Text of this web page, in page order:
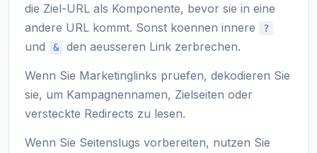
die Ziel-URL als Komponente, bevor sie in eine
andere URL kommt. Sonst koennen innere
?
und & den aeusseren Link zerbrechen.
Wenn Sie Marketinglinks pruefen, dekodieren Sie
sie, um Kampagnennamen, Zielseiten oder
versteckte Redirects zu lesen.
Wenn Sie Seitenslugs vorbereiten, nutzen Sie